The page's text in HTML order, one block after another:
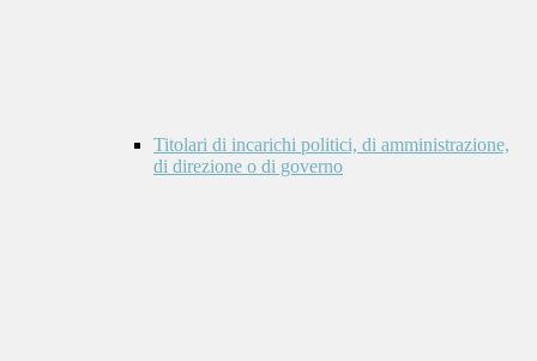
Titolari di incarichi politici, di amministrazione,
di direzione o di governo